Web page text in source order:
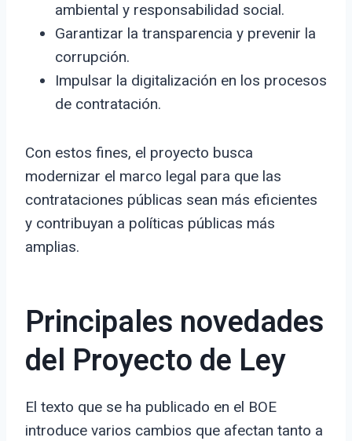
ambiental y responsabilidad social.
Garantizar la transparencia y prevenir la
corrupción.
Impulsar la digitalización en los procesos
de contratación.
Con estos fines, el proyecto busca
modernizar el marco legal para que las
contrataciones públicas sean más eficientes
y contribuyan a políticas públicas más
amplias.
Principales novedades
del Proyecto de Ley
El texto que se ha publicado en el BOE
introduce varios cambios que afectan tanto a